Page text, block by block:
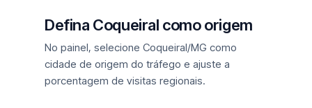
Defina Coqueiral como origem
No painel, selecione Coqueiral/MG como
cidade de origem do tráfego e ajuste a
porcentagem de visitas regionais.